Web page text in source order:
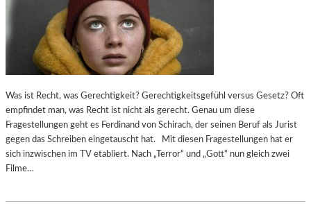
Was ist Recht, was Gerechtigkeit? Gerechtigkeitsgefühl versus Gesetz? Oft
empfindet man, was Recht ist nicht als gerecht. Genau um diese
Fragestellungen geht es Ferdinand von Schirach, der seinen Beruf als Jurist
gegen das Schreiben eingetauscht hat. Mit diesen Fragestellungen hat er
sich inzwischen im TV etabliert. Nach „Terror“ und „Gott“ nun gleich zwei
Filme…